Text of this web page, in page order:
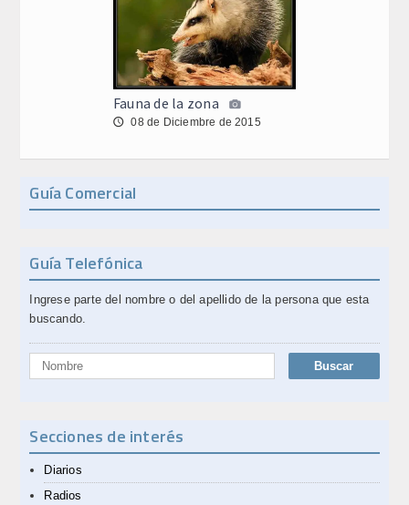
Fauna de la zona
🕔 08 de Diciembre de 2015
Guía Comercial
Guía Telefónica
Ingrese parte del nombre o del apellido de la persona que esta
buscando.
Secciones de interés
Diarios
Radios